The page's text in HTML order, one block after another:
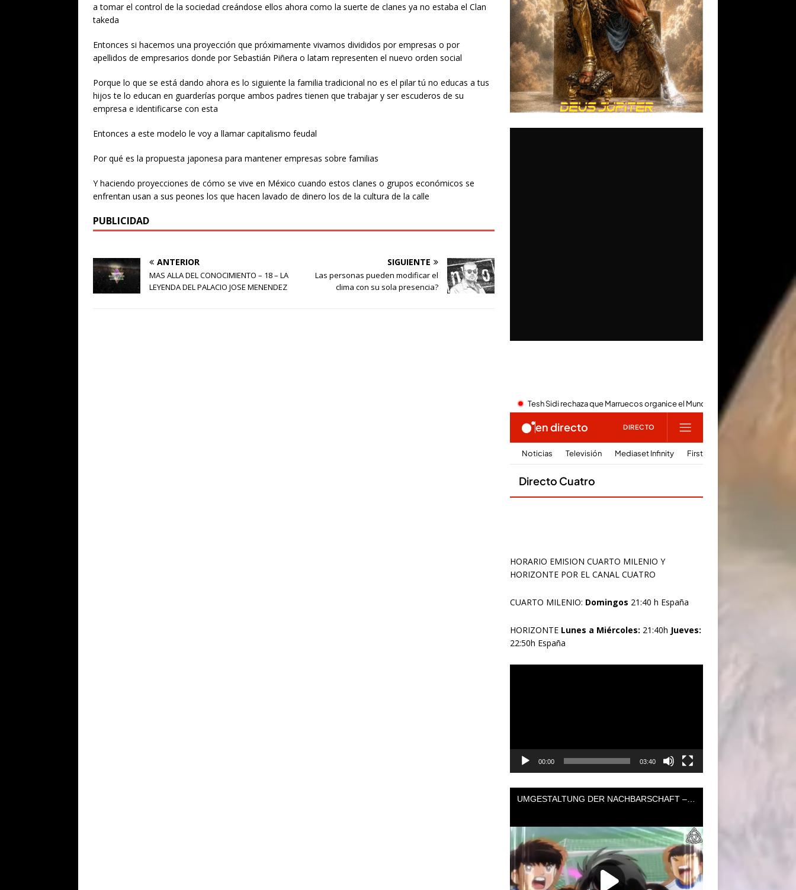
a tomar el control de la sociedad creándose ellos ahora como la suerte de clanes ya no estaba el Clan
takeda
Entonces si hacemos una proyección que próximamente vivamos divididos por empresas o por
apellidos de empresarios donde por Sebastián Piñera o latam representen el nuevo orden social
Porque lo que se está dando ahora es lo siguiente la familia tradicional no es el pilar tú no educas a tus
hijos te lo educan en guarderías porque ambos padres tienen que trabajar y ser escuderos de su
empresa e identificarse con esta
Entonces a este modelo le voy a llamar capitalismo feudal
Por qué es la propuesta japonesa para mantener empresas sobre familias
Y haciendo proyecciones de cómo se vive en México cuando estos clanes o grupos económicos se
enfrentan usan a sus peones los que hacen lavado de dinero los de la cultura de la calle
PUBLICIDAD
ANTERIOR
MAS ALLA DEL CONOCIMIENTO – 18 – LA
LEYENDA DEL PALACIO JOSE MENENDEZ
SIGUIENTE
Las personas pueden modificar el
clima con su sola presencia?
HORARIO EMISION CUARTO MILENIO Y
HORIZONTE POR EL CANAL CUATRO
CUARTO MILENIO: Domingos 21:40 h España
HORIZONTE Lunes a Miércoles: 21:40h Jueves:
22:50h España
00:00 03:40